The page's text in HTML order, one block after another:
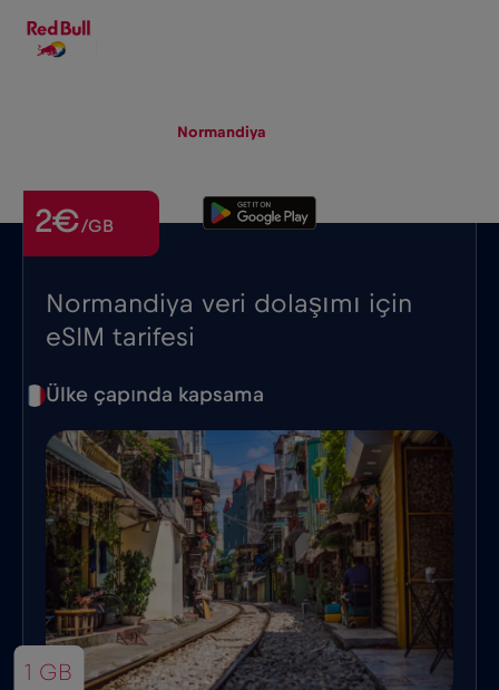
Normandiya
Normandiya veri dolaşımı için
eSIM tarifesi
2€/GB
Ülke çapında kapsama
1 GB